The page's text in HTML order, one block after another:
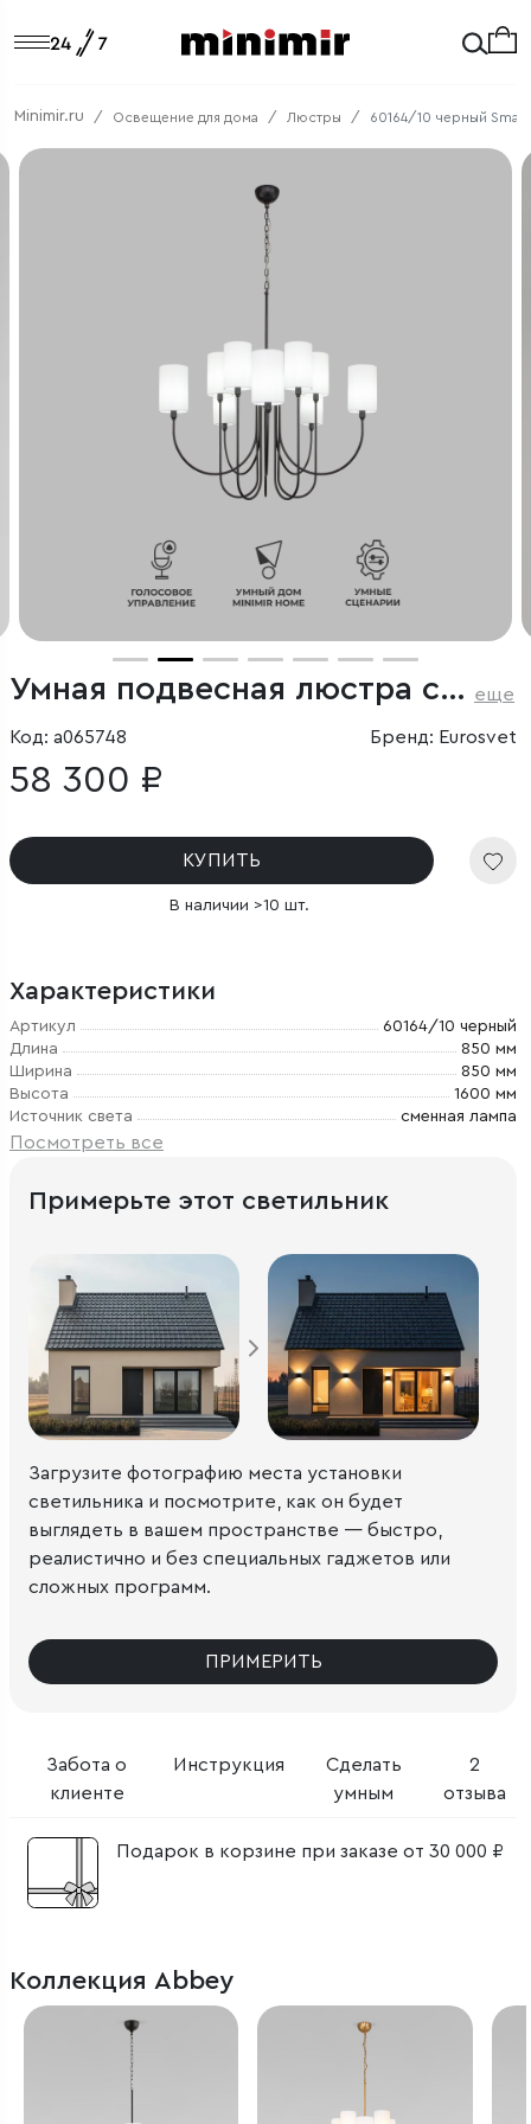
Minimir.ru Освещение для дома Люстры 60164/10 черный Smart
Умная подвесная люстра с тканевыми абажурами еще
Код: a065748 Бренд: Eurosvet
58 300 ₽
КУПИТЬ
В наличии >10 шт.
Характеристики
Артикул
60164/10 черный
Длина
850 мм
Ширина
850 мм
Высота
1600 мм
Источник света
сменная лампа
Посмотреть все
Забота о
клиенте
Инструкция
Сделать
умным
2
отзыва
Подарок в корзине при заказе от 30 000 ₽
Примерьте этот светильник
Загрузите фотографию места установки
светильника и посмотрите, как он будет
выглядеть в вашем пространстве — быстро,
реалистично и без специальных гаджетов или
сложных программ.
ПРИМЕРИТЬ
Коллекция Abbey